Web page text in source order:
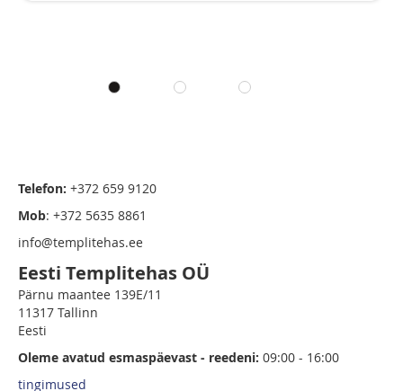
Telefon: +372 659 9120
Mob: +372 5635 8861
info@templitehas.ee
Eesti Templitehas OÜ
Pärnu maantee 139E/11
11317 Tallinn
Eesti
Oleme avatud esmaspäevast - reedeni: 09:00 - 16:00
tingimused